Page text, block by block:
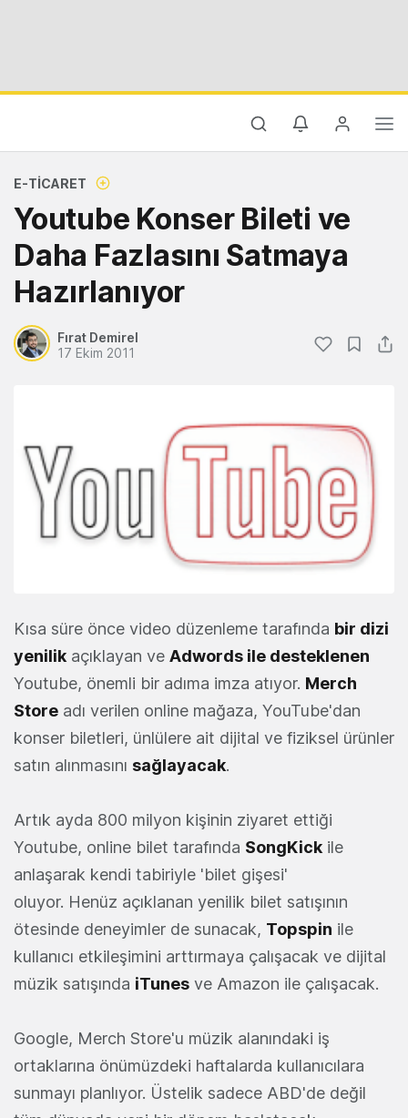
E-TICARET
Youtube Konser Bileti ve
Daha Fazlasını Satmaya
Hazırlanıyor
Fırat Demirel
17 Ekim 2011
Kısa süre önce video düzenleme tarafında bir dizi
yenilik açıklayan ve Adwords ile desteklenen
Youtube, önemli bir adıma imza atıyor. Merch
Store adı verilen online mağaza, YouTube'dan
konser biletleri, ünlülere ait dijital ve fiziksel ürünler
satın alınmasını sağlayacak.
Artık ayda 800 milyon kişinin ziyaret ettiği
Youtube, online bilet tarafında SongKick ile
anlaşarak kendi tabiriyle 'bilet gişesi'
oluyor. Henüz açıklanan yenilik bilet satışının
ötesinde deneyimler de sunacak, Topspin ile
kullanıcı etkileşimini arttırmaya çalışacak ve dijital
müzik satışında iTunes ve Amazon ile çalışacak.
Google, Merch Store'u müzik alanındaki iş
ortaklarına önümüzdeki haftalarda kullanıcılara
sunmayı planlıyor. Üstelik sadece ABD'de değil